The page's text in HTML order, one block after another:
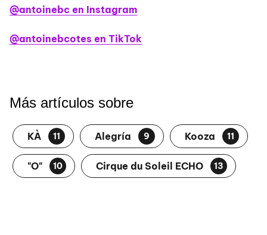
@antoinebc en Instagram
@antoinebcotes en TikTok
Más artículos sobre
KÀ 11 Alegría 9 Kooza 11
"O" 10 Cirque du Soleil ECHO 13